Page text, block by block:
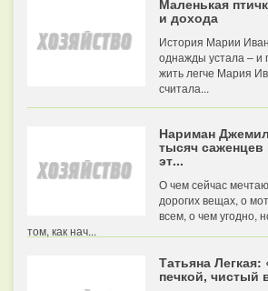
Маленькая
и дохода
История Марии
однажды устала – и
жить легче Мария
считала...
Нариман
тысяч
эт...
О чем сейчас
дорогих вещах, о
всем, о чем угодно,
том, как нач...
Татьяна
печкой, чистый